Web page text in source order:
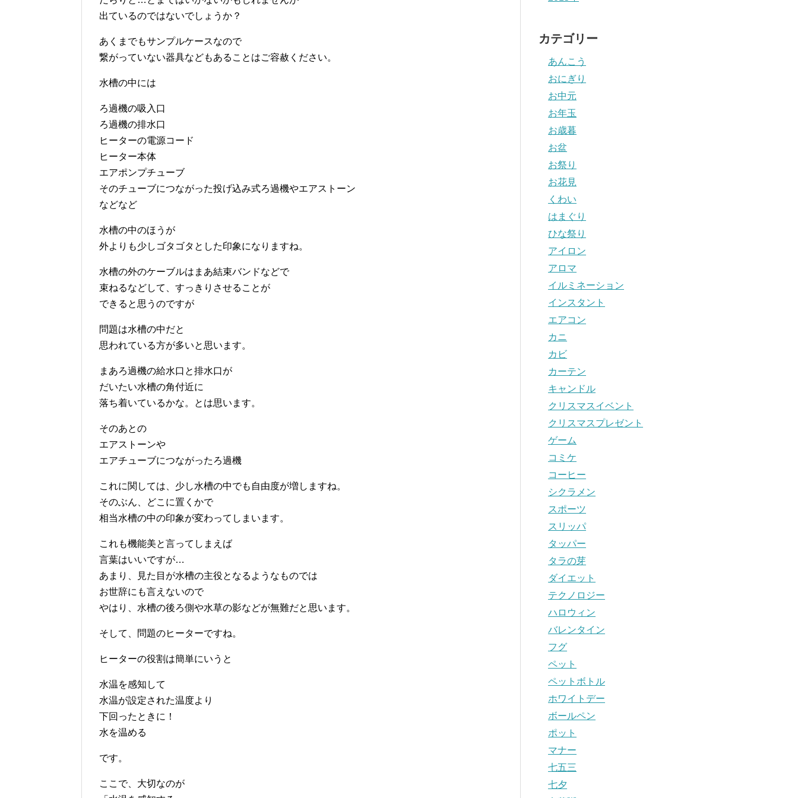
出ているのではないでしょうか？
あくまでもサンプルケースなので
繋がっていない器具などもあることはご容赦ください。
水槽の中には
ろ過機の吸入口
ろ過機の排水口
ヒーターの電源コード
ヒーター本体
エアポンプチューブ
そのチューブにつながった投げ込み式ろ過機やエアストーン
などなど
水槽の中のほうが
外よりも少しゴタゴタとした印象になりますね。
水槽の外のケーブルはまあ結束バンドなどで
束ねるなどして、すっきりさせることが
できると思うのですが
問題は水槽の中だと
思われている方が多いと思います。
まあろ過機の給水口と排水口が
だいたい水槽の角付近に
落ち着いているかな。とは思います。
そのあとの
エアストーンや
エアチューブにつながったろ過機
これに関しては、少し水槽の中でも自由度が増しますね。
そのぶん、どこに置くかで
相当水槽の中の印象が変わってしまいます。
これも機能美と言ってしまえば
言葉はいいですが…
あまり、見た目が水槽の主役となるようなものでは
お世辞にも言えないので
やはり、水槽の後ろ側や水草の影などが無難だと思います。
そして、問題のヒーターですね。
ヒーターの役割は簡単にいうと
水温を感知して
水温が設定された温度より
下回ったときに！
水を温める
です。
ここで、大切なのが
カテゴリー
あんこう
おにぎり
お中元
お年玉
お歳暮
お盆
お祭り
お花見
くわい
はまぐり
ひな祭り
アイロン
アロマ
イルミネーション
インスタント
エアコン
カニ
カビ
カーテン
キャンドル
クリスマスイベント
クリスマスプレゼント
ゲーム
コミケ
コーヒー
シクラメン
スポーツ
スリッパ
タッパー
タラの芽
ダイエット
テクノロジー
ハロウィン
バレンタイン
フグ
ペット
ペットボトル
ホワイトデー
ボールペン
ポット
マナー
七五三
七夕